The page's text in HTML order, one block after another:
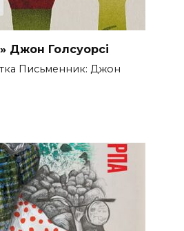
Джон Голсуорсі
Письменник: Джон